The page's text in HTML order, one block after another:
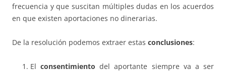
frecuencia y que suscitan múltiples dudas en los acuerdos
en que existen aportaciones no dinerarias.
De la resolución podemos extraer estas conclusiones:
Elconsentimiento del aportante siempre va a ser